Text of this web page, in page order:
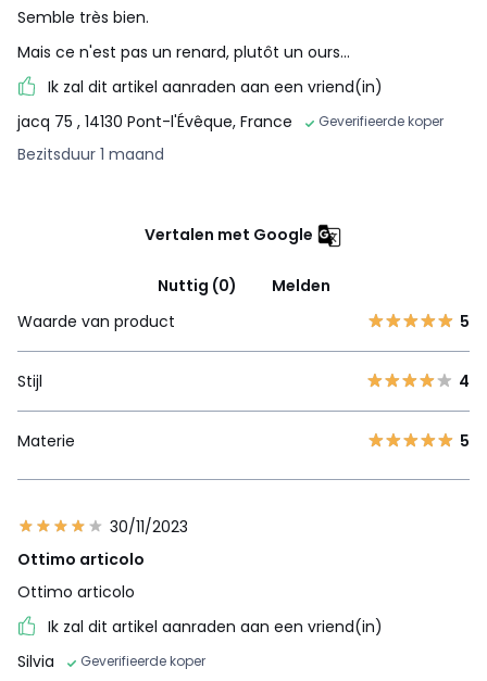
Semble très bien.
Mais ce n'est pas un renard, plutôt un ours...
Ik zal dit artikel aanraden aan een vriend(in)
jacq 75 , 14130 Pont-l'Évêque, France Geverifieerde koper
Bezitsduur 1 maand
Vertalen met Google
Nuttig (0)
Melden
Waarde van product
5
Stijl 4
Materie 5
30/11/2023
Ottimo articolo
Ottimo articolo
Ik zal dit artikel aanraden aan een vriend(in)
Silvia
Geverifieerde koper